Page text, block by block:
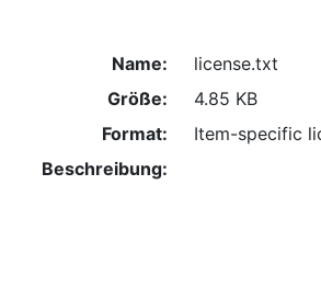
Name:
license.txt
Größe:
4.85 KB
Format:
Item-specific
Beschreibung: